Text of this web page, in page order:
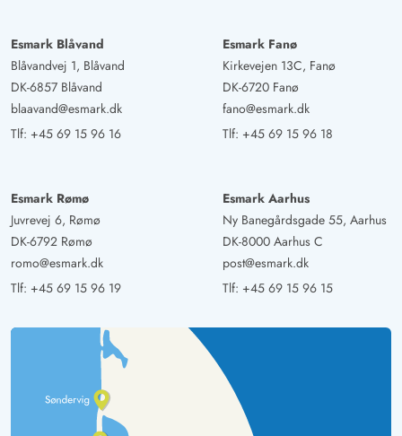
Esmark Blåvand
Blåvandvej 1, Blåvand
DK-6857 Blåvand
blaavand@esmark.dk
Tlf: +45 69 15 96 16
Esmark Fanø
Kirkevejen 13C, Fanø
DK-6720 Fanø
fano@esmark.dk
Tlf: +45 69 15 96 18
Esmark Rømø
Juvrevej 6, Rømø
DK-6792 Rømø
romo@esmark.dk
Tlf: +45 69 15 96 19
Esmark Aarhus
Ny Banegårdsgade 55, Aarhus
DK-8000 Aarhus C
post@esmark.dk
Tlf: +45 69 15 96 15